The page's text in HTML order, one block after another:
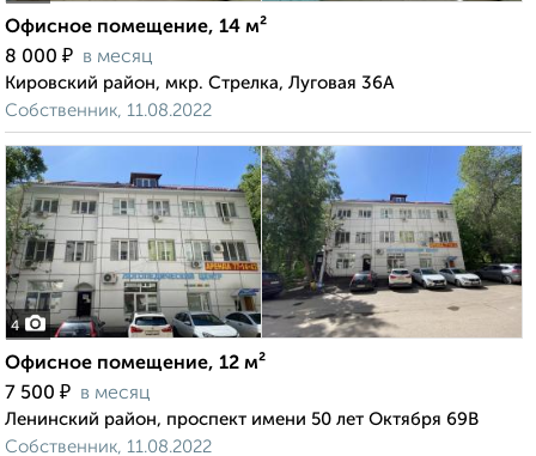
Офисное помещение, 14 м²
8 000 ₽ в месяц
Кировский район, мкр. Стрелка, Луговая 36А
Собственник, 11.08.2022
4
Офисное помещение, 12 м²
7 500 ₽ в месяц
Ленинский район, проспект имени 50 лет Октября 69В
Собственник, 11.08.2022